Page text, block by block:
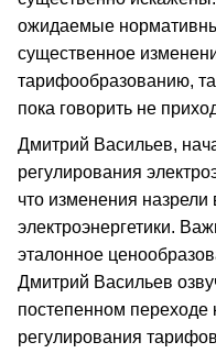
ожидаемые
существенное
тарифообразованию,
пока говорить не
Дмитрий Васильев,
регулирования
что изменения назрели
электроэнергетики.
эталонное
Дмитрий Васильев
постепенном переходе
регулирования